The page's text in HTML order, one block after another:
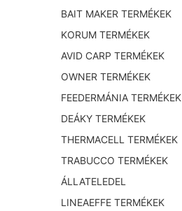
BAIT MAKER TERMÉKEK
KORUM TERMÉKEK
AVID CARP TERMÉKEK
OWNER TERMÉKEK
FEEDERMÁNIA TERMÉKEK
DEÁKY TERMÉKEK
THERMACELL TERMÉKEK
TRABUCCO TERMÉKEK
ÁLLATELEDEL
LINEAEFFE TERMÉKEK